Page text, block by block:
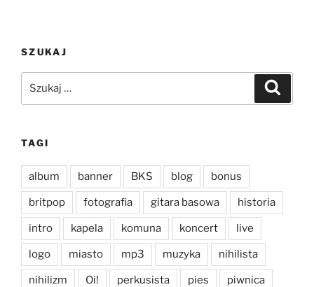
SZUKAJ
TAGI
album banner BKS blog bonus
britpop fotografia gitara basowa historia
intro kapela komuna koncert live
logo miasto mp3 muzyka nihilista
nihilizm Oi! perkusista pies piwnica